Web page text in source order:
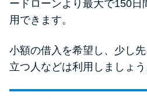
ードローンより最大で150日
用できます。
小額の借入を希望し、少し
立つ人などは利用しましょう